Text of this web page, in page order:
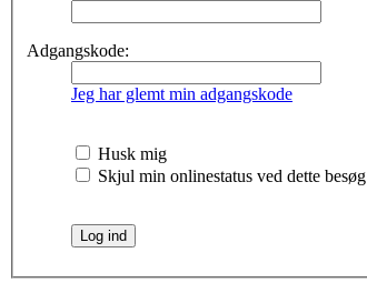
Adgangskode:
Jeg har glemt min adgangskode
Husk mig
Skjul min onlinestatus ved dette besøg